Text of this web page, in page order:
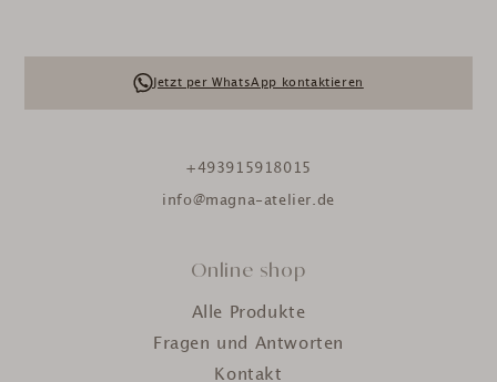
Jetzt per WhatsApp kontaktieren
+493915918015
info@magna-atelier.de
Online shop
Alle Produkte
Fragen und Antworten
Kontakt